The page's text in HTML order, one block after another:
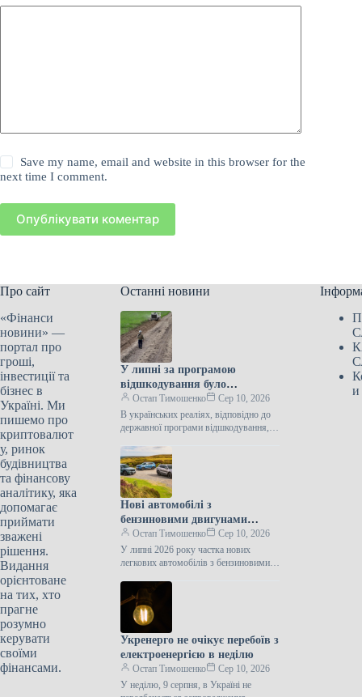
Save my name, email and website in this browser for the
next time I comment.
Опублікувати коментар
Про сайт
«Фінанси
новини» —
портал про
гроші,
інвестиції та
бізнес в
Україні. Ми
пишемо про
криптовалют
у, ринок
будівництва
та фінансову
аналітику, яка
допомагає
приймати
зважені
рішення.
Видання
орієнтоване
на тих, хто
прагне
розумно
керувати
своїми
фінансами.
Останні новини
У липні за програмою
відшкодування було
розміновано 210 гектарів
сільськогосподарських угідь.
Остап Тимошенко
Сер 10, 2026
В українських реаліях, відповідно до
державної програми відшкодування,
очищення 210 гектарів земель
сільськогосподарського призначення
Нові автомобілі з
бензиновими двигунами
займають дедалі більшу
частку на українському
ринку, повідомляє
Остап Тимошенко
Сер 10, 2026
У липні 2026 року частка нових
легкових автомобілів з бензиновими
досягла 38,7%, тоді як у липні…
Укренерго не очікує перебоїв з
електроенергією в неділю
Остап Тимошенко
Сер 10, 2026
У неділю, 9 серпня, в Україні не
и